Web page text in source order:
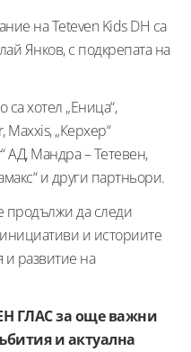
на Teteven Kids DH са
Янков, с подкрепата на
хотел „Еница“,
Maxxis, „Керхер“
АД, Мандра – Тетевен,
и други партньори.
продължи да следи
и историите
и развитие на
ГЛАС за още важни
и актуална